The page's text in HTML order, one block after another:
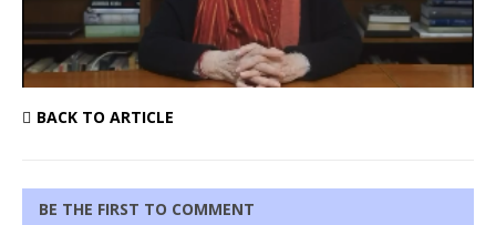
BACK TO ARTICLE
BE THE FIRST TO COMMENT